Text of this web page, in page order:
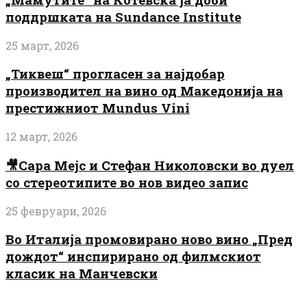
поддршката на Sundance Institute
25 март, 2026
„Тиквеш“ прогласен за најдобар
производител на вино од Македонија на
престижниот Mundus Vini
12 март, 2026
🎥Сара Мејс и Стефан Николовски во дуел
со стереотипите во нов видео запис
25 февруари, 2026
Во Италија промовирано ново вино „Пред
дождот“ инспирирано од филмскиот
класик на Манчевски